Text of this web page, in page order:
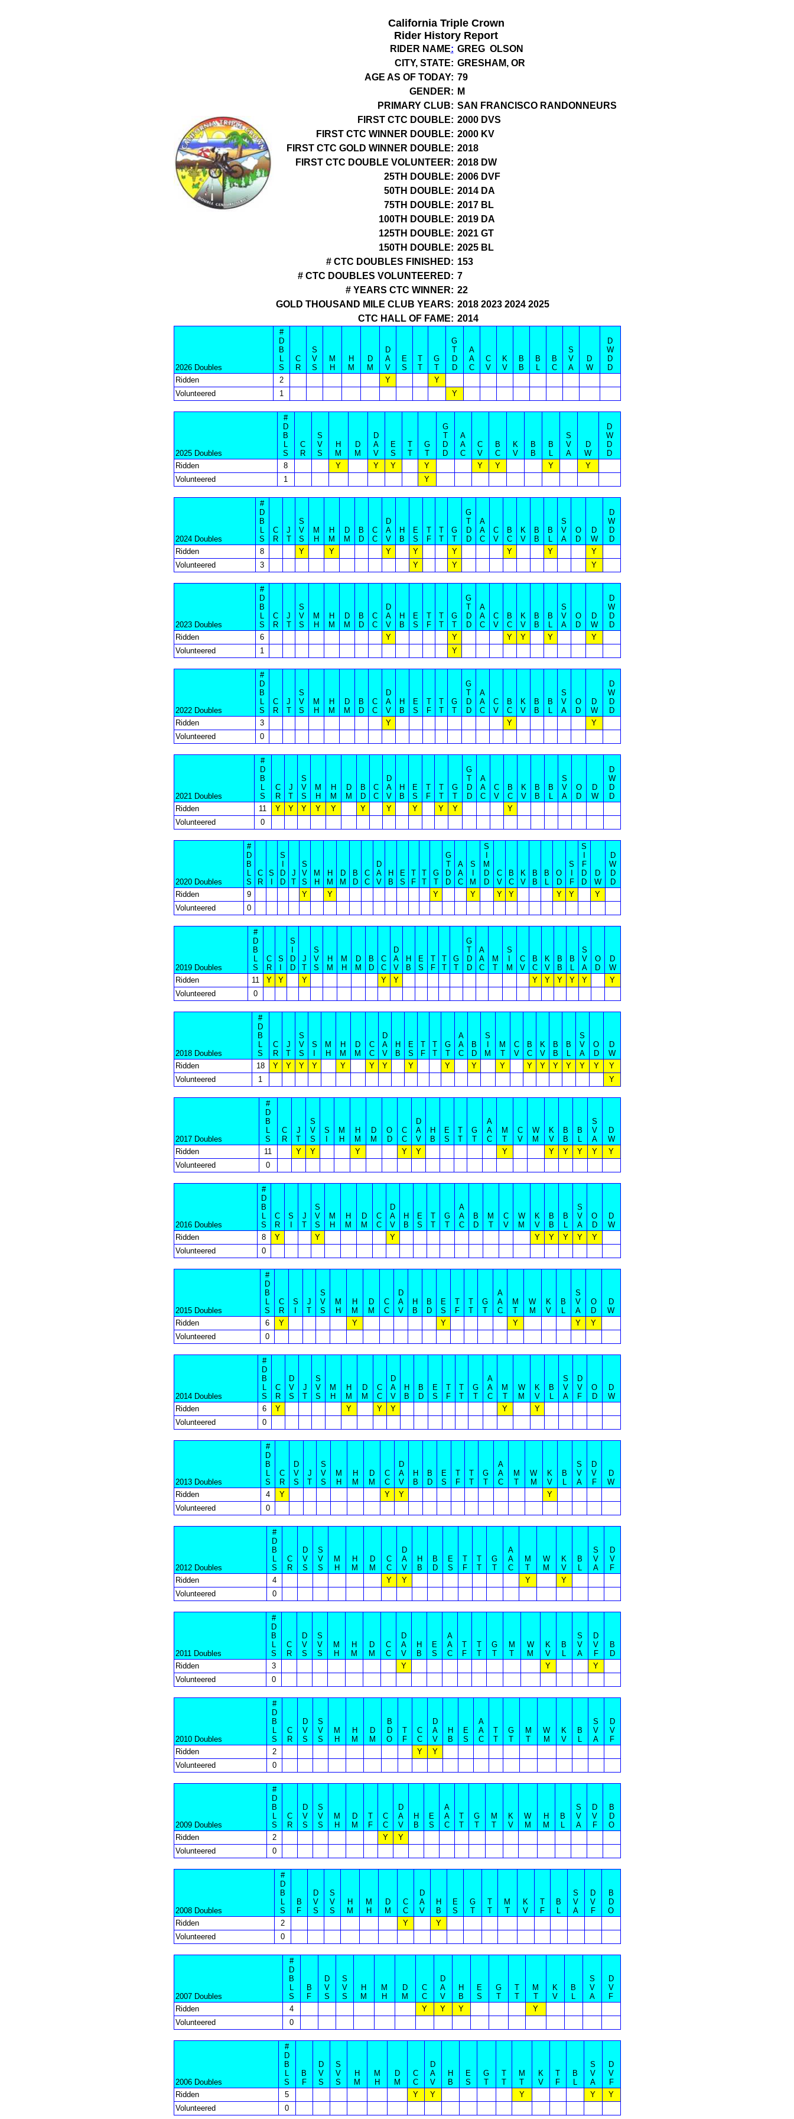
California Triple Crown
Rider History Report
RIDER NAME: GREG OLSON
CITY, STATE: GRESHAM, OR
AGE AS OF TODAY: 79
GENDER: M
PRIMARY CLUB: SAN FRANCISCO RANDONNEURS
FIRST CTC DOUBLE: 2000 DVS
FIRST CTC WINNER DOUBLE: 2000 KV
FIRST CTC GOLD WINNER DOUBLE: 2018
FIRST CTC DOUBLE VOLUNTEER: 2018 DW
25TH DOUBLE: 2006 DVF
50TH DOUBLE: 2014 DA
75TH DOUBLE: 2017 BL
100TH DOUBLE: 2019 DA
125TH DOUBLE: 2021 GT
150TH DOUBLE: 2025 BL
# CTC DOUBLES FINISHED: 153
# CTC DOUBLES VOLUNTEERED: 7
# YEARS CTC WINNER: 22
GOLD THOUSAND MILE CLUB YEARS: 2018 2023 2024 2025
CTC HALL OF FAME: 2014
2026 Doubles
#
D
B
L
S
C
R
S
V
S
M
H
H
M
D
M
D
A
V
E
S
T
T
G
T
G
T
D
D
A
A
C
C
V
K
V
B
B
B
L
B
C
S
V
A
D
W
D
W
D
D
Ridden
2 Y
Y
Volunteered
1 Y
2025 Doubles
#
D
B
L
S
C
R
S
V
S
H
M
D
M
D
A
V
E
S
T
T
G
T
G
T
D
D
A
A
C
C
V
B
C
K
V
B
B
B
L
S
V
A
D
W
D
W
D
D
Ridden
8 Y Y Y Y Y Y Y
Y
Volunteered
1 Y
2024 Doubles
#
D
B
L
S
C
R
J
T
S
V
S
M
H
H
M
D
M
B
D
C
C
D
A
V
H
B
E
S
T
F
T
T
G
T
G
T
D
D
A
A
C
C
V
B
C
K
V
B
B
B
L
S
V
A
O
D
D
W
D
W
D
D
Ridden
8 Y Y Y Y Y Y Y
Y
Volunteered
3 Y Y Y
2023 Doubles
#
D
B
L
S
C
R
J
T
S
V
S
M
H
H
M
D
M
B
D
C
C
D
A
V
H
B
E
S
T
F
T
T
G
T
G
T
D
D
A
A
C
C
V
B
C
K
V
B
B
B
L
S
V
A
O
D
D
W
D
W
D
D
Ridden
6 Y Y Y Y Y
Y
Volunteered
1 Y
2022 Doubles
#
D
B
L
S
C
R
J
T
S
V
S
M
H
H
M
D
M
B
D
C
C
D
A
V
H
B
E
S
T
F
T
T
G
T
G
T
D
D
A
A
C
C
V
B
C
K
V
B
B
B
L
S
V
A
O
D
D
W
D
W
D
D
Ridden
3 Y Y
Y
Volunteered
0
2021 Doubles
#
D
B
L
S
C
R
J
T
S
V
S
M
H
H
M
D
M
B
D
C
C
D
A
V
H
B
E
S
T
F
T
T
G
T
G
T
D
D
A
A
C
C
V
B
C
K
V
B
B
B
L
S
V
A
O
D
D
W
D
W
D
D
Ridden
11 Y Y Y Y Y Y Y Y Y Y
Y
Volunteered
0
2020 Doubles
#
D
B
L
S
C
R
S
S
D
D
J
T
S
V
S
M
H
H
M
D
M
B
D
C
C
D
A
V
H
B
E
S
T
F
T
T
G
T
G
T
D
D
A
A
C
S
M
S
M
D
D
C
V
B
C
K
V
B
B
B
L
O
D
S
F
S
F
D
D
D
W
D
W
D
D
Ridden
9 Y Y Y Y Y Y Y Y
Y
Volunteered
0
2019 Doubles
#
D
B
L
S
C
R
S
S
D
D
J
T
S
V
S
H
M
M
H
D
M
B
D
C
C
D
A
V
H
B
E
S
T
F
T
T
G
T
G
T
D
D
A
A
C
M
T
S
M
C
V
B
C
K
V
B
B
B
L
S
V
A
O
D
D
W
Ridden
11 Y Y Y Y Y Y Y Y Y Y
Y
Volunteered
0
2018 Doubles
#
D
B
L
S
C
R
J
T
S
V
S
S
M
H
H
M
D
M
C
C
D
A
V
H
B
E
S
T
F
T
T
G
T
A
A
C
B
D
S
M
M
T
C
V
B
C
K
V
B
B
B
L
S
V
A
O
D
D
W
Ridden
18 Y Y Y Y Y Y Y Y Y Y Y Y Y Y Y Y Y
Y
Volunteered
1 Y
2017 Doubles
#
D
B
L
S
C
R
J
T
S
V
S
S
M
H
H
M
D
M
O
D
C
C
D
A
V
H
B
E
S
T
T
G
T
A
A
C
M
T
C
V
W
M
K
V
B
B
B
L
S
V
A
D
W
Ridden
11 Y Y Y Y Y Y Y Y Y Y
Y
Volunteered
0
2016 Doubles
#
D
B
L
S
C
R
S
J
T
S
V
S
M
H
H
M
D
M
C
C
D
A
V
H
B
E
S
T
T
G
T
A
A
C
B
D
M
T
C
V
W
M
K
V
B
B
B
L
S
V
A
O
D
D
W
Ridden
8 Y Y Y Y Y Y Y
Y
Volunteered
0
2015 Doubles
#
D
B
L
S
C
R
S
J
T
S
V
S
M
H
H
M
D
M
C
C
D
A
V
H
B
B
D
E
S
T
F
T
T
G
T
A
A
C
M
T
W
M
K
V
B
L
S
V
A
O
D
D
W
Ridden
6 Y Y Y Y Y
Y
Volunteered
0
2014 Doubles
#
D
B
L
S
C
R
D
V
S
J
T
S
V
S
M
H
H
M
D
M
C
C
D
A
V
H
B
B
D
E
S
T
F
T
T
G
T
A
A
C
M
T
W
M
K
V
B
L
S
V
A
D
V
F
O
D
D
W
Ridden
6 Y Y Y Y Y
Y
Volunteered
0
2013 Doubles
#
D
B
L
S
C
R
D
V
S
J
T
S
V
S
M
H
H
M
D
M
C
C
D
A
V
H
B
B
D
E
S
T
F
T
T
G
T
A
A
C
M
T
W
M
K
V
B
L
S
V
A
D
V
F
D
W
Ridden
4 Y Y Y
Y
Volunteered
0
2012 Doubles
#
D
B
L
S
C
R
D
V
S
S
V
S
M
H
H
M
D
M
C
C
D
A
V
H
B
B
D
E
S
T
F
T
T
G
T
A
A
C
M
T
W
M
K
V
B
L
S
V
A
D
V
F
Ridden
4 Y Y Y
Y
Volunteered
0
2011 Doubles
#
D
B
L
S
C
R
D
V
S
S
V
S
M
H
H
M
D
M
C
C
D
A
V
H
B
E
S
A
A
C
T
F
T
T
G
T
M
T
W
M
K
V
B
L
S
V
A
D
V
F
B
D
Ridden
3 Y Y
Y
Volunteered
0
2010 Doubles
#
D
B
L
S
C
R
D
V
S
S
V
S
M
H
H
M
D
M
B
D
O
T
F
C
C
D
A
V
H
B
E
S
A
A
C
T
T
G
T
M
T
W
M
K
V
B
L
S
V
A
D
V
F
Ridden
2 Y
Y
Volunteered
0
2009 Doubles
#
D
B
L
S
C
R
D
V
S
S
V
S
M
H
D
M
T
F
C
C
D
A
V
H
B
E
S
A
A
C
T
T
G
T
M
T
K
V
W
M
H
M
B
L
S
V
A
D
V
F
B
D
O
Ridden
2 Y
Y
Volunteered
0
2008 Doubles
#
D
B
L
S
B
F
D
V
S
S
V
S
H
M
M
H
D
M
C
C
D
A
V
H
B
E
S
G
T
T
T
M
T
K
V
T
F
B
L
S
V
A
D
V
F
B
D
O
Ridden
2 Y
Y
Volunteered
0
2007 Doubles
#
D
B
L
S
B
F
D
V
S
S
V
S
H
M
M
H
D
M
C
C
D
A
V
H
B
E
S
G
T
T
T
M
T
K
V
B
L
S
V
A
D
V
F
Ridden
4 Y Y Y
Y
Volunteered
0
2006 Doubles
#
D
B
L
S
B
F
D
V
S
S
V
S
H
M
M
H
D
M
C
C
D
A
V
H
B
E
S
G
T
T
T
M
T
K
V
T
F
B
L
S
V
A
D
V
F
Ridden
5 Y Y Y Y
Y
Volunteered
0